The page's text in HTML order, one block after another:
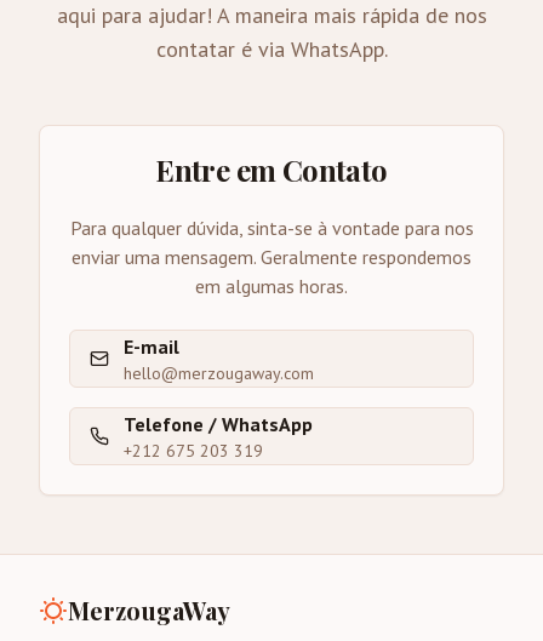
aqui para ajudar! A maneira mais rápida de nos
contatar é via WhatsApp.
Entre em Contato
Para qualquer dúvida, sinta-se à vontade para nos
enviar uma mensagem. Geralmente respondemos
em algumas horas.
E-mail
hello@merzougaway.com
Telefone / WhatsApp
+212 675 203 319
MerzougaWay